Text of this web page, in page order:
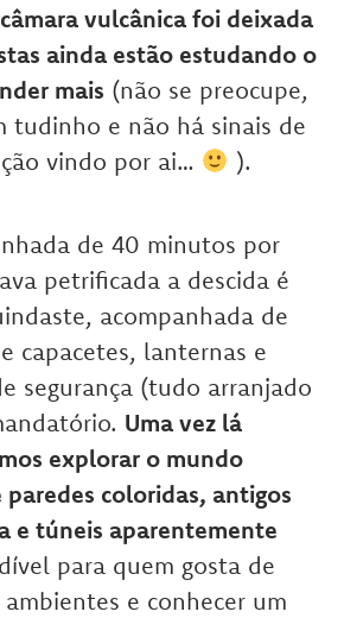
vulcânica foi deixada
ainda estão estudando o
mais (não se preocupe,
tudinho e não há sinais de
vindo por ai…
).
de 40 minutos por
petrificada a descida é
acompanhada de
capacetes, lanternas e
segurança (tudo arranjado
Uma vez lá
explorar o mundo
coloridas, antigos
e túneis aparentemente
para quem gosta de
e conhecer um